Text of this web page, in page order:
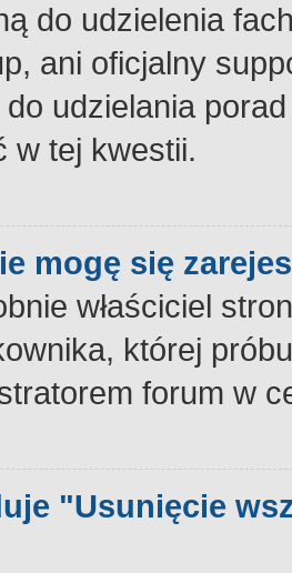
do udzielenia
ani oficjalny
udzielania
w tej kwestii.
mogę się
właściciel
której
forum w
"Usunięcie